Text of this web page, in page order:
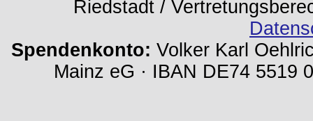
Riedstadt /
Spendenkonto: Volker Karl
Mainz eG · IBAN DE74 5519